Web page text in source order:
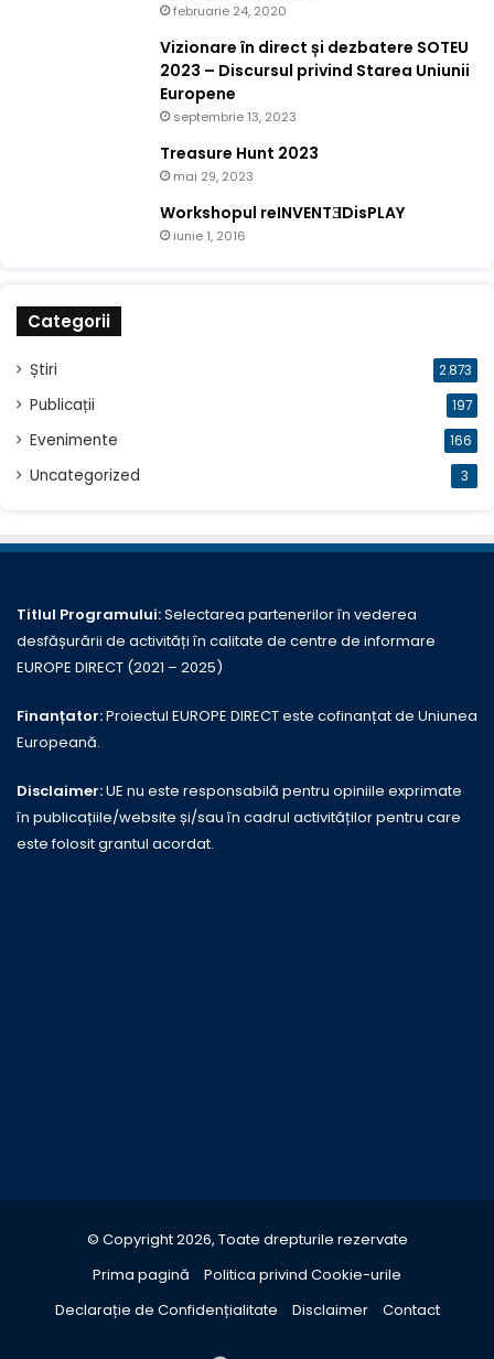
februarie 24, 2020
Vizionare în direct și dezbatere SOTEU
2023 – Discursul privind Starea Uniunii
Europene
septembrie 13, 2023
Treasure Hunt 2023
mai 29, 2023
Workshopul reINVENTƎDisPLAY
iunie 1, 2016
Categorii
Știri 2.873
Publicații 197
Evenimente 166
Uncategorized 3
Titlul Programului:Selectarea partenerilor în vederea
desfășurării de activități în calitate de centre de informare
EUROPE DIRECT (2021 – 2025)
Finanțator:Proiectul EUROPE DIRECT este cofinanțat de Uniunea
Europeană.
Disclaimer:UE nu este responsabilă pentru opiniile exprimate
în publicațiile/website și/sau în cadrul activităților pentru care
este folosit grantul acordat.
© Copyright 2026, Toate drepturile rezervate
Prima pagină
Politica privind Cookie-urile
Declarație de Confidențialitate
Disclaimer Contact